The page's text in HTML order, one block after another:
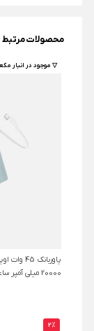
محصولات مرتبط
▽ موجود در انبار
20000 میلی آمپر ساعت
2%